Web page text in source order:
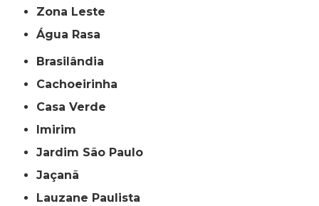
Zona Leste
Água Rasa
Brasilândia
Cachoeirinha
Casa Verde
Imirim
Jardim São Paulo
Jaçanã
Lauzane Paulista